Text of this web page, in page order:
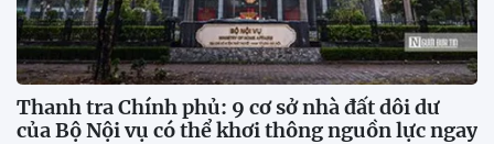
Thanh tra Chính phủ: 9 cơ sở nhà đất dôi dư
của Bộ Nội vụ có thể khơi thông nguồn lực ngay